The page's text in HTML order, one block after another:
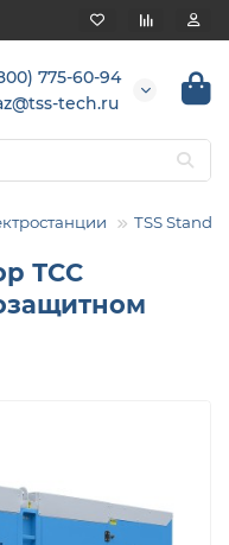
775-60-94
tech.ru
TSS
ТСС